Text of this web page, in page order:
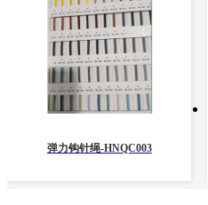
弹力钩针绳-HNQC003